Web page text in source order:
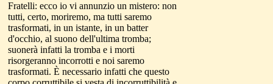
Fratelli: ecco io vi annunzio un mistero: non
tutti, certo, moriremo, ma tutti saremo
trasformati, in un istante, in un batter
d'occhio, al suono dell'ultima tromba;
suonerà infatti la tromba e i morti
risorgeranno incorrotti e noi saremo
trasformati. È necessario infatti che questo